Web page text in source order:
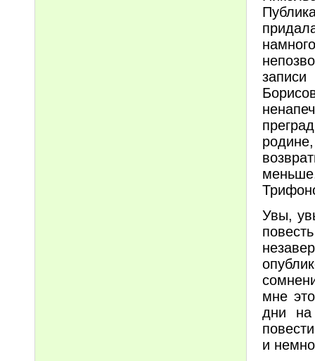
Увы,
мне
дни на
и